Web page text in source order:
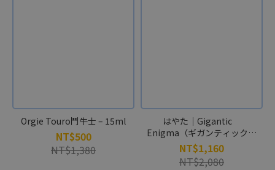
Orgie Touro鬥牛士 – 15ml
NT$500
NT$1,380
はやた｜Gigantic
Enigma（ギガンティックエ
ニグマ）
NT$1,160
NT$2,080